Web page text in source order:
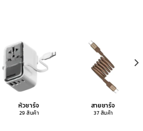
หัวชาร์จ
29 สินค้า
สายชาร์จ
37 สินค้า